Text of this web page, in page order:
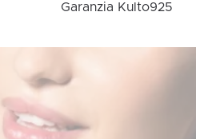
Garanzia Kulto925